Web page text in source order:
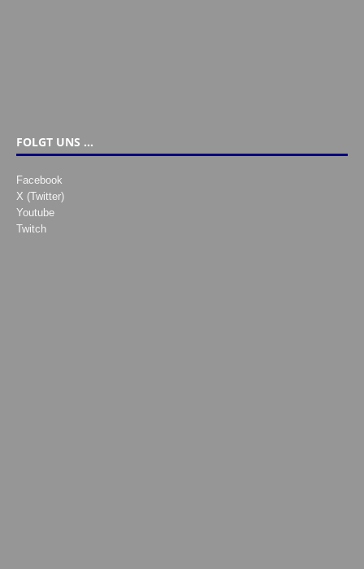
FOLGT UNS …
Facebook
X (Twitter)
Youtube
Twitch